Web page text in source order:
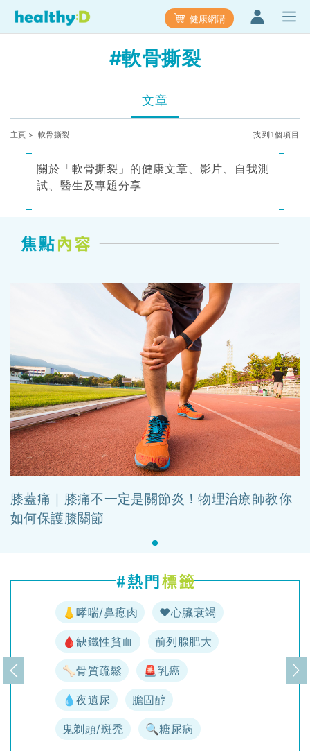
健康網購
#軟骨撕裂
文章
主頁 > 軟骨撕裂 找到1個項目
關於「軟骨撕裂」的健康文章、影片、自我測
試、醫生及專題分享
膝蓋痛｜膝痛不一定是關節炎！物理治療師教你
如何保護膝關節
👃哮喘/鼻瘜肉 ♥️心臟衰竭
🩸缺鐵性貧血 前列腺肥大
🦴骨質疏鬆 🚨乳癌
💧夜遺尿 膽固醇
鬼剃頭/斑禿 🔍糖尿病
上一頁 下